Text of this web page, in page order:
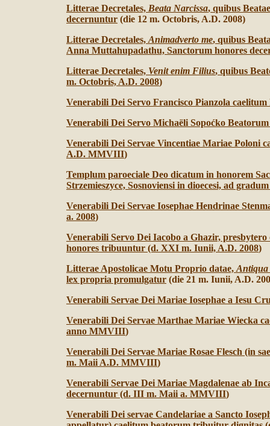
Litterae Decretales, Beata Narcissa, quibus
decernuntur (die 12 m. Octobris, A.D. 2008)
Litterae Decretales, Animadverto me, quibus
Anna Muttahupadathu, Sanctorum honores
Litterae Decretales, Venit enim Filius, quibus
m. Octobris, A.D. 2008)
Venerabili Dei Servo Francisco Pianzola
Venerabili Dei Servo Michaëli Sopoćko
Venerabili Dei Servae Vincentiae Mariae Poloni
A.D. MMVIII)
Templum paroeciale Deo dicatum in honorem
Strzemieszyce, Sosnoviensi in dioecesi, ad
Venerabili Dei Servae Iosephae Hendrinae
a. 2008)
Venerabili Servo Dei Iacobo a Ghazir,
honores tribuuntur (d. XXI m. Iunii, A.D. 2008)
Litterae Apostolicae Motu Proprio datae, Antiqua
lex propria promulgatur (die 21 m. Iunii, A.D.
Venerabili Servae Dei Mariae Iosephae a Iesu
Venerabili Dei Servae Marthae Mariae Wiecka
anno MMVIII)
Venerabili Dei Servae Mariae Rosae Flesch (in
m. Maii A.D. MMVIII)
Venerabili Servae Dei Mariae Magdalenae ab
decernuntur (d. III m. Maii a. MMVIII)
Venerabili Dei servae Candelariae a Sancto